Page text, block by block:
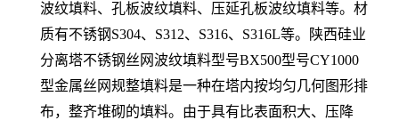
波纹填料、孔板波纹填料、压延孔板波纹填料等。材
质有不锈钢S304、S312、S316、S316L等。陕西硅业
分离塔不锈钢丝网波纹填料型号BX500型号CY1000
型金属丝网规整填料是一种在塔内按均匀几何图形排
布，整齐堆砌的填料。由于具有比表面积大、压降